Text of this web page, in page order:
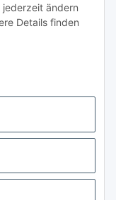
jederzeit ändern
Details finden